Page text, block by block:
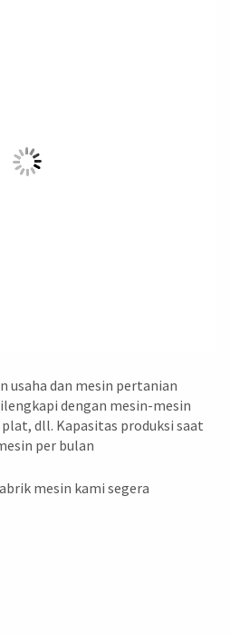
usaha dan mesin pertanian
dengan mesin-mesin
dll. Kapasitas produksi saat
per bulan
mesin kami segera